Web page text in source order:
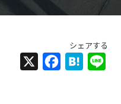
Facebook
Hatena